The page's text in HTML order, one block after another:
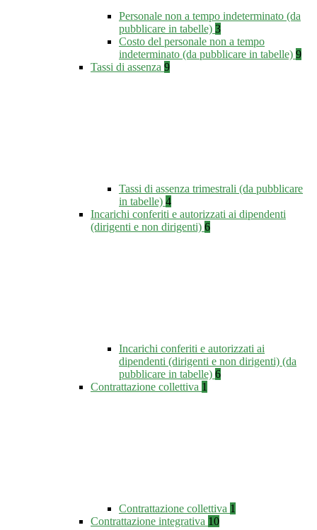
Personale non a tempo indeterminato (da
pubblicare in tabelle) 3
Costo del personale non a tempo
indeterminato (da pubblicare in tabelle) 9
Tassi di assenza 9
Tassi di assenza trimestrali (da pubblicare
in tabelle) 4
Incarichi conferiti e autorizzati ai dipendenti
(dirigenti e non dirigenti) 6
Incarichi conferiti e autorizzati ai
dipendenti (dirigenti e non dirigenti) (da
pubblicare in tabelle) 6
Contrattazione collettiva 1
Contrattazione collettiva 1
Contrattazione integrativa 10